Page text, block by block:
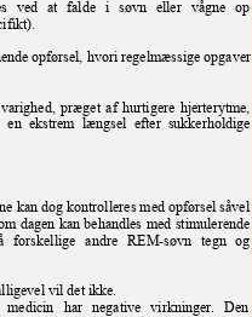
ved at falde i søvn eller
vågne op
opførsel, hvori regelmæssige opgaver
præget af hurtigere hjerterytme,
en ekstrem længsel
efter sukkerholdige
kan dog kontrolleres med opførsel såvel
dagen kan behandles med stimulerende
forskellige andre REM-søvn tegn og
vil det ikke.
har negative virkninger. Den